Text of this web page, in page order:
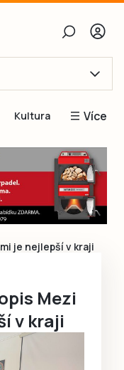
heslo
Kultura Více
Blogy
Inspirace
Čtenáři píší
Speciální přílohy
je nejlepší v kraji
Mezi
v kraji